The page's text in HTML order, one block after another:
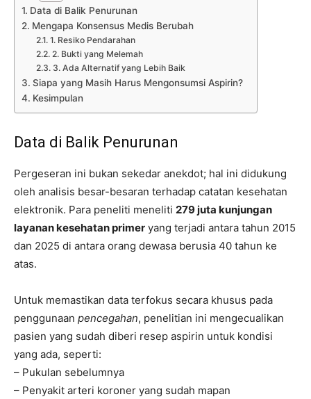
Data di Balik Penurunan
Mengapa Konsensus Medis Berubah
1. Resiko Pendarahan
2. Bukti yang Melemah
3. Ada Alternatif yang Lebih Baik
Siapa yang Masih Harus Mengonsumsi Aspirin?
Kesimpulan
Data di Balik Penurunan
Pergeseran ini bukan sekedar anekdot; hal ini didukung
oleh analisis besar-besaran terhadap catatan kesehatan
elektronik. Para peneliti meneliti 279 juta kunjungan
layanan kesehatan primer yang terjadi antara tahun 2015
dan 2025 di antara orang dewasa berusia 40 tahun ke
atas.
Untuk memastikan data terfokus secara khusus pada
penggunaan pencegahan, penelitian ini mengecualikan
pasien yang sudah diberi resep aspirin untuk kondisi
yang ada, seperti:
– Pukulan sebelumnya
– Penyakit arteri koroner yang sudah mapan